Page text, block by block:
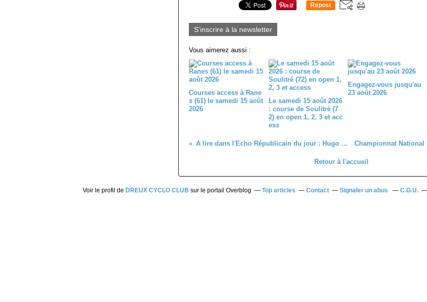
Repost
S'inscrire à la newsletter
Vous aimerez aussi :
Courses access à Rane
s (61) le samedi 15 août
2026
Le samedi 15 août 2026
: course de Soulitré (7
2) en open 1, 2, 3 et acc
ess
Engagez-vous jusqu'au
23 août 2026
A lire dans l'Echo Républicain du jour : Hugo Page (COFIDIS) dévoile ses ambitions pour la saison 2026
Retour à l'accueil
Voir le profil de DREUX CYCLO CLUB sur le portail Overblog Top articles Contact Signaler un abus C.G.U.